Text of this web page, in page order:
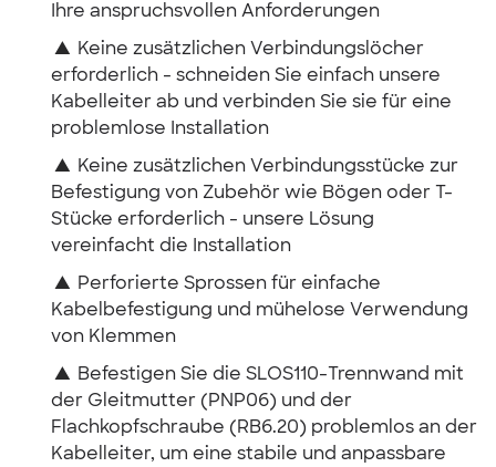
Ihre anspruchsvollen Anforderungen
▲ Keine zusätzlichen Verbindungslöcher
erforderlich - schneiden Sie einfach unsere
Kabelleiter ab und verbinden Sie sie für eine
problemlose Installation
▲ Keine zusätzlichen Verbindungsstücke zur
Befestigung von Zubehör wie Bögen oder T-
Stücke erforderlich - unsere Lösung
vereinfacht die Installation
▲ Perforierte Sprossen für einfache
Kabelbefestigung und mühelose Verwendung
von Klemmen
▲ Befestigen Sie die SLOS110-Trennwand mit
der Gleitmutter (PNP06) und der
Flachkopfschraube (RB6.20) problemlos an der
Kabelleiter, um eine stabile und anpassbare